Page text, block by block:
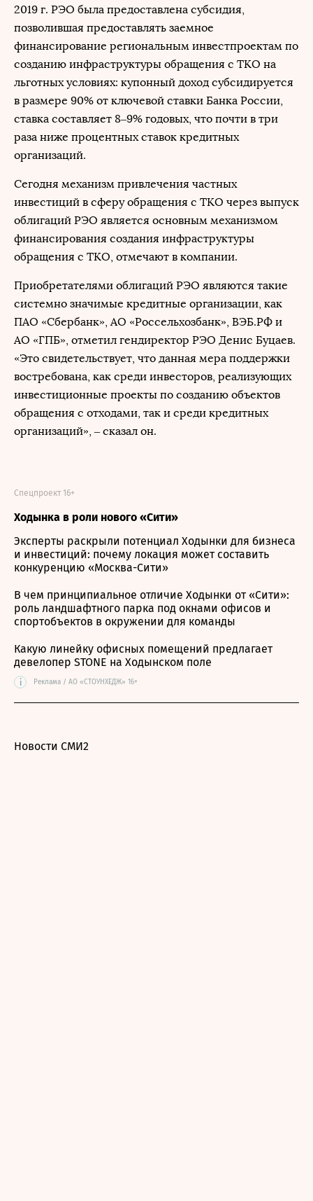
2019 г. РЭО была предоставлена субсидия,
позволившая предоставлять заемное
финансирование региональным инвестпроектам по
созданию инфраструктуры обращения с ТКО на
льготных условиях: купонный доход субсидируется
в размере 90% от ключевой ставки Банка России,
ставка составляет 8–9% годовых, что почти в три
раза ниже процентных ставок кредитных
организаций.
Сегодня механизм привлечения частных
инвестиций в сферу обращения с ТКО через выпуск
облигаций РЭО является основным механизмом
финансирования создания инфраструктуры
обращения с ТКО, отмечают в компании.
Приобретателями облигаций РЭО являются такие
системно значимые кредитные организации, как
ПАО «Сбербанк», АО «Россельхозбанк», ВЭБ.РФ и
АО «ГПБ», отметил гендиректор РЭО Денис Буцаев.
«Это свидетельствует, что данная мера поддержки
востребована, как среди инвесторов, реализующих
инвестиционные проекты по созданию объектов
обращения с отходами, так и среди кредитных
организаций», – сказал он.
Ходынка в роли нового «Сити»
Спецпроект 16+
Эксперты раскрыли потенциал Ходынки для бизнеса
и инвестиций: почему локация может составить
конкуренцию «Москва-Сити»
В чем принципиальное отличие Ходынки от «Сити»:
роль ландшафтного парка под окнами офисов и
спортобъектов в окружении для команды
Какую линейку офисных помещений предлагает
девелопер STONE на Ходынском поле
i Реклама / АО «СТОУНХЕДЖ» 16+
Новости СМИ2